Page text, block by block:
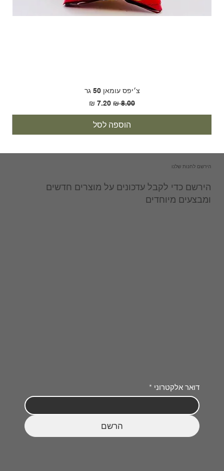
צ׳יפס עומאן 50 גר
מחיר רגילמחיר מבצע
הוספה לסל
הירשם כדי לקבל עדכונים על מוצרים חדשים
ומבצעים מיוחדים
הירשם לחנות שלנו
דואר אלקטרוני *
הרשם